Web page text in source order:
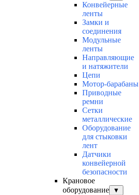
Конвейерные
ленты
Замки и
соединения
Модульные
ленты
Направляющие
и натяжители
Цепи
Мотор-барабаны
Приводные
ремни
Сетки
металлические
Оборудование
для стыковки
лент
Датчики
конвейерной
безопасности
Крановое
оборудование
▼